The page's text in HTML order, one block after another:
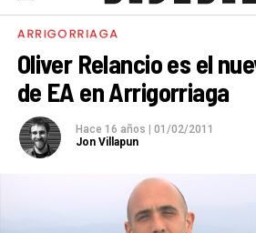
ARRIGORRIAGA
Oliver Relancio es el
de EA en Arrigorriaga
Hace 16 años
01/02/2011
Jon Villapun